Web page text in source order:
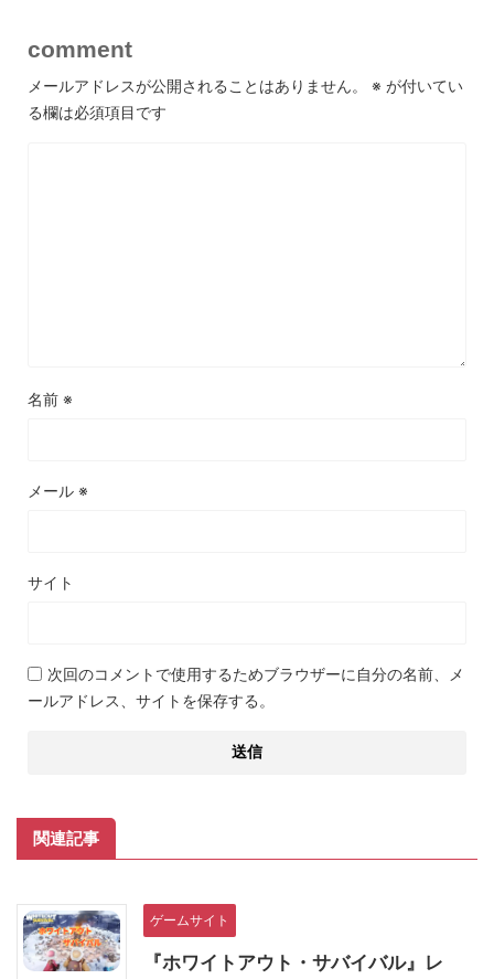
comment
メールアドレスが公開されることはありません。 ※ が付いてい
る欄は必須項目です
名前 ※
メール ※
サイト
次回のコメントで使用するためブラウザーに自分の名前、メ
ールアドレス、サイトを保存する。
関連記事
ゲームサイト
『ホワイトアウト・サバイバル』レ